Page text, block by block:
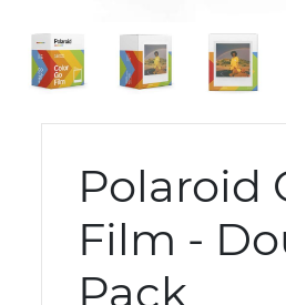
Polaroid
Film -
Pack